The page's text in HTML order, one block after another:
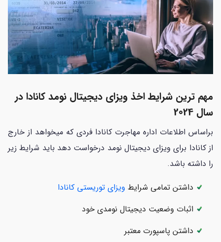
مهم ترین شرایط اخذ ویزای دیجیتال نومد کانادا در
سال 2024
براساس اطلاعات اداره مهاجرت کانادا فردی که میخواهد از خارج
از کانادا برای ویزای دیجیتال نومد درخواست دهد باید شرایط زیر
را داشته باشد.
داشتن تمامی شرایط ویزای توریستی کانادا
اثبات وضعیت دیجیتال نومدی خود
داشتن پاسپورت معتبر